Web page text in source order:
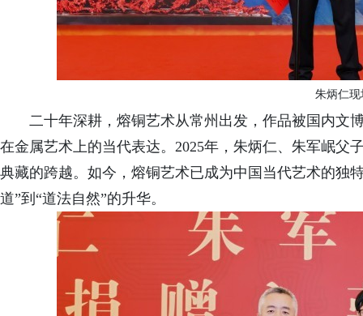
朱炳仁
二十年深耕，熔铜艺术从常州出发，作品被国内文
在金属艺术上的当代表达。 2025年，朱炳仁、朱军岷父
典藏的跨越。如今，熔铜艺术已成为中国当代艺术的独
道”到“道法自然”的升华。